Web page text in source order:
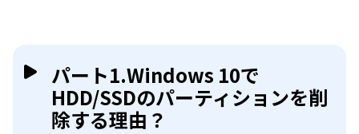
パート1.Windows 10で
HDD/SSDのパーティションを削
除する理由？